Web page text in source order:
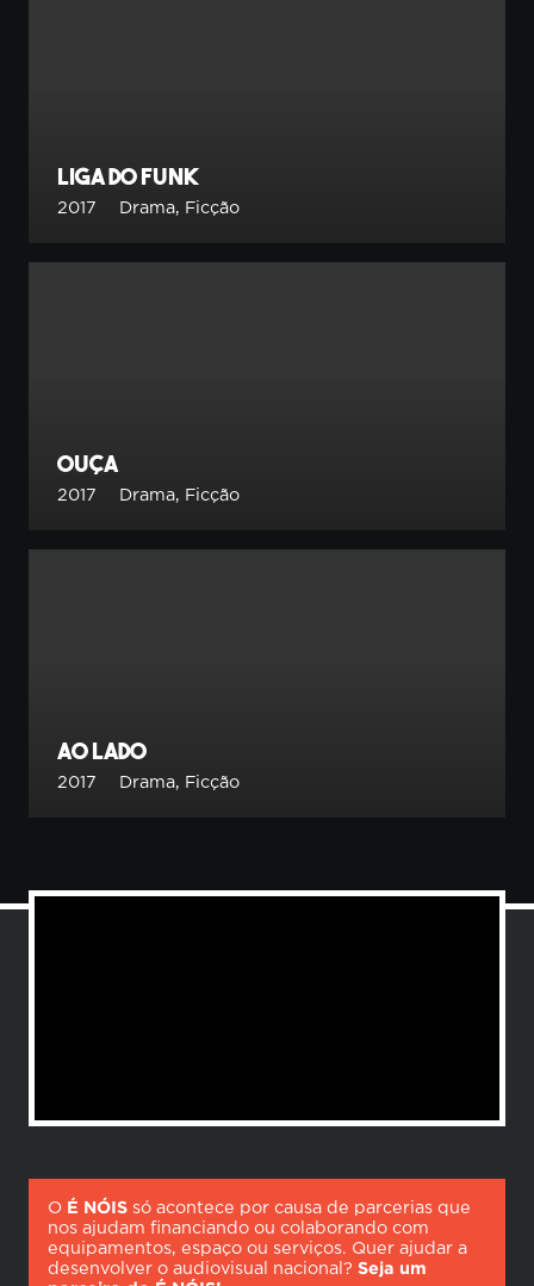
Liga do Funk
2017 Drama, Ficção
Ouça
2017 Drama, Ficção
Ao Lado
2017 Drama, Ficção
O É NÓIS só acontece por causa de parcerias que
nos ajudam financiando ou colaborando com
equipamentos, espaço ou serviços. Quer ajudar a
desenvolver o audiovisual nacional? Seja um